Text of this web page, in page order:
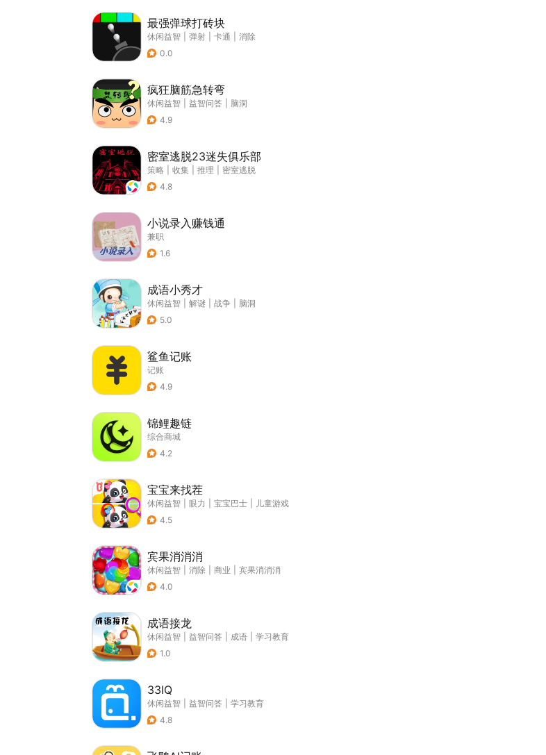
最强弹球打砖块
休闲益智 弹射 卡通
消除
0.0
疯狂脑筋急转弯
休闲益智 益智问答
脑洞
4.9
密室逃脱23迷失俱乐部
策略 收集 推理
密室逃脱
4.8
小说录入赚钱通
兼职
1.6
成语小秀才
休闲益智 解谜 战争
脑洞
5.0
鲨鱼记账
记账
4.9
锦鲤趣链
综合商城
4.2
宝宝来找茬
休闲益智 眼力 宝宝巴士
儿童游戏
4.5
宾果消消消
休闲益智 消除 商业
宾果消消消
4.0
成语接龙
休闲益智 益智问答 成语
学习教育
1.0
33IQ
休闲益智 益智问答
学习教育
4.8